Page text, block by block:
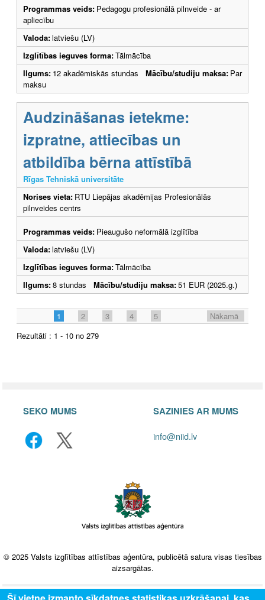
Programmas veids: Pedagogu profesionālā pilnveide - ar
apliecību
Valoda:latviešu (LV)
Izglītības ieguves forma:Tālmācība
Ilgums: 12 akadēmiskās stundas Mācību/studiju maksa: Par
maksu
Audzināšanas ietekme:
izpratne, attiecības un
atbildība bērna attīstībā
Rīgas Tehniskā universitāte
Norises vieta: RTU Liepājas akadēmijas Profesionālās
pilnveides centrs
Programmas veids: Pieaugušo neformālā izglītība
Valoda:latviešu (LV)
Izglītības ieguves forma:Tālmācība
Ilgums:8 stundas Mācību/studiju maksa:51 EUR (2025.g.)
1 2 3 4 5
Nākamā
Rezultāti : 1 - 10 no 279
SEKO MUMS SAZINIES AR MUMS
info@niid.lv
© 2025 Valsts izglītības attīstības aģentūra, publicētā satura visas tiesības
aizsargātas.